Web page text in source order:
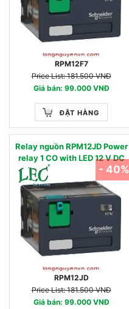
RPM12F7
Price List: 181.500 VNĐ
Giá bán: 99.000 VNĐ
ĐẶT HÀNG
Relay nguồn RPM12JD Power
relay 1 CO with LED 12 V DC
RPM12JD
Price List: 181.500 VNĐ
Giá bán: 99.000 VNĐ
- 40%